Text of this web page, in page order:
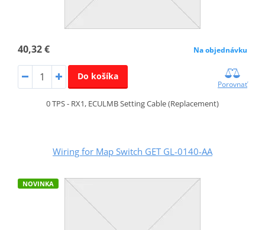
40,32 € Na objednávku
Do košíka
Porovnať
0 TPS - RX1, ECULMB Setting Cable (Replacement)
Wiring for Map Switch GET GL-0140-AA
NOVINKA